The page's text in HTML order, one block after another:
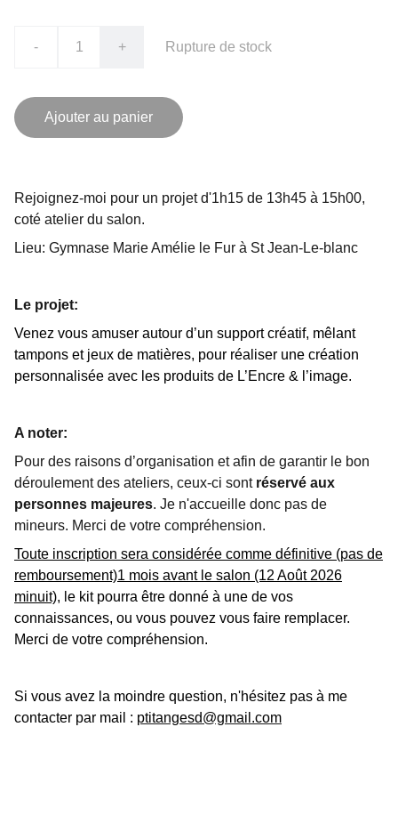
- + Rupture de stock
Ajouter au panier
Rejoignez-moi pour un projet d'1h15 de 13h45 à 15h00,
coté atelier du salon.
Lieu: Gymnase Marie Amélie le Fur à St Jean-Le-blanc
Le projet:
Venez vous amuser autour d’un support créatif, mêlant
tampons et jeux de matières, pour réaliser une création
personnalisée avec les produits de L’Encre & l’image.
A noter:
Pour des raisons d’organisation et afin de garantir le bon
déroulement des ateliers, ceux-ci sont réservé aux
personnes majeures. Je n'accueille donc pas de
mineurs. Merci de votre compréhension.
Toute inscription sera considérée comme définitive (pas de
remboursement)1 mois avant le salon (12 Août 2026
minuit), le kit pourra être donné à une de vos
connaissances, ou vous pouvez vous faire remplacer.
Merci de votre compréhension.
Si vous avez la moindre question, n'hésitez pas à me
contacter par mail : ptitangesd@gmail.com